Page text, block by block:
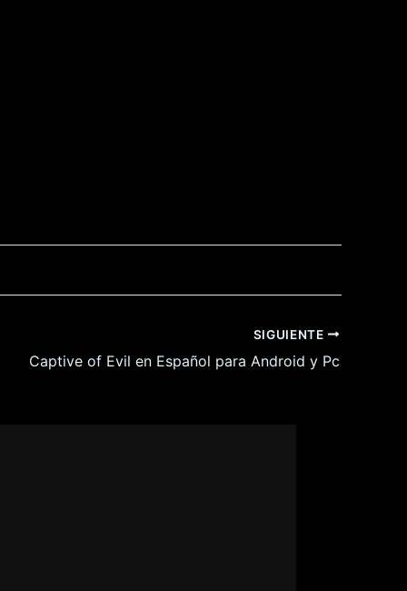
SIGUIENTE
Captive of Evil en Español para Android y Pc